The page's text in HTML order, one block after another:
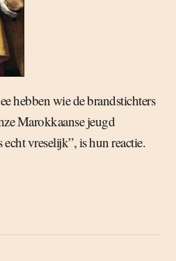
hebben wie de brandstichters
Marokkaanse jeugd
vreselijk”, is hun reactie.